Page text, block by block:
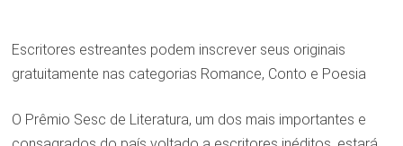
Escritores estreantes podem inscrever seus originais
gratuitamente nas categorias Romance, Conto e Poesia
O Prêmio Sesc de Literatura, um dos mais importantes e